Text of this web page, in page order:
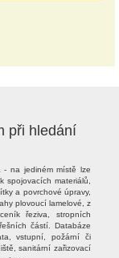
při hledání
- na jediném místě lze
materiálů,
a povrchové úpravy,
plovoucí lamelové, z
řeziva, stropních
částí. Databáze
vstupní, požární či
sanitární zařizovací